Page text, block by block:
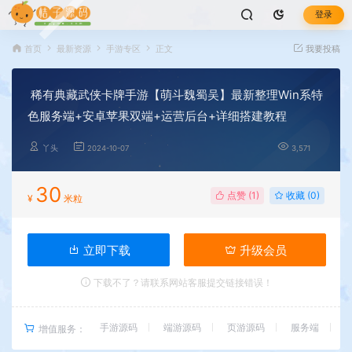
登录
首页 最新资源 手游专区 正文 我要投稿
稀有典藏武侠卡牌手游【萌斗魏蜀吴】最新整理Win系特
色服务端+安卓苹果双端+运营后台+详细搭建教程
丫头 2024-10-07 3,571
¥ 30 米粒 点赞 (1) 收藏 (0)
立即下载 升级会员
下载不了？请联系网站客服提交链接错误！
增值服务： 手游源码 端游源码 页游源码 服务端